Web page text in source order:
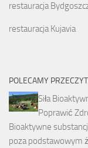
restauracja
restauracja Kujavia
POLECAMY
Siła
Poprawić
Bioaktywne
poza podstawowym